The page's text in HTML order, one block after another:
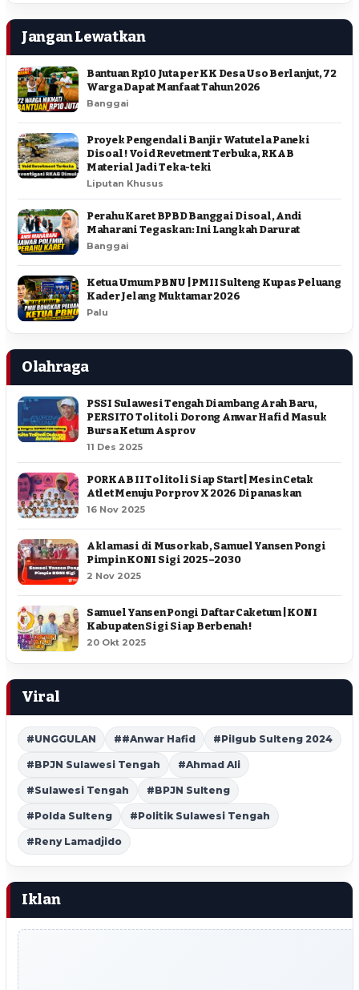
Jangan Lewatkan
Bantuan Rp10 Juta per KK Desa Uso Berlanjut, 72
Warga Dapat Manfaat Tahun 2026
Banggai
Proyek Pengendali Banjir Watutela Paneki
Disoal ! Void Revetment Terbuka, RKAB
Material Jadi Teka-teki
Liputan Khusus
Perahu Karet BPBD Banggai Disoal, Andi
Maharani Tegaskan: Ini Langkah Darurat
Banggai
Ketua Umum PBNU | PMII Sulteng Kupas Peluang
Kader Jelang Muktamar 2026
Palu
Olahraga
PSSI Sulawesi Tengah Diambang Arah Baru,
PERSITO Tolitoli Dorong Anwar Hafid Masuk
Bursa Ketum Asprov
11 Des 2025
PORKAB II Tolitoli Siap Start | Mesin Cetak
Atlet Menuju Porprov X 2026 Dipanaskan
16 Nov 2025
Aklamasi di Musorkab, Samuel Yansen Pongi
Pimpin KONI Sigi 2025–2030
2 Nov 2025
Samuel Yansen Pongi Daftar Caketum | KONI
Kabupaten Sigi Siap Berbenah !
20 Okt 2025
Viral
#UNGGULAN ##Anwar Hafid #Pilgub Sulteng 2024
#BPJN Sulawesi Tengah #Ahmad Ali
#Sulawesi Tengah #BPJN Sulteng
#Polda Sulteng #Politik Sulawesi Tengah
#Reny Lamadjido
Iklan